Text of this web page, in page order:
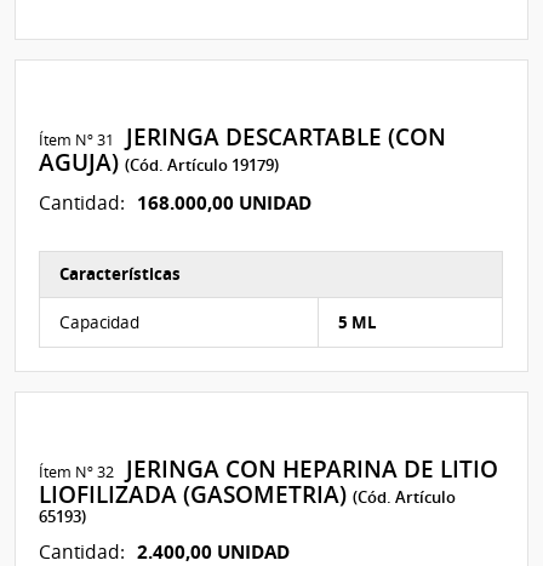
Ítem Nº 31
JERINGA DESCARTABLE (CON
AGUJA)(Cód. Artículo 19179)
Cantidad: 168.000,00 UNIDAD
Características del Ítem Nº 44
Características
Capacidad 5 ML
Ítem Nº 32
JERINGA CON HEPARINA DE LITIO
LIOFILIZADA (GASOMETRIA)(Cód. Artículo
65193)
Cantidad: 2.400,00 UNIDAD